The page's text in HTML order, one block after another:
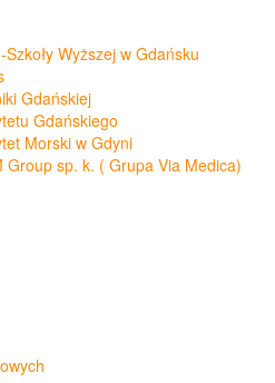
Wyższej w Gdańsku
Gdańskiej
Gdańskiego
Morski w Gdyni
Group sp. k. ( Grupa Via Medica)